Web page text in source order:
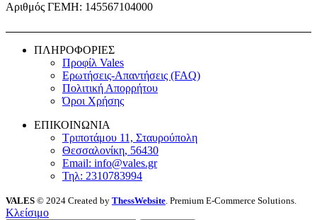
Αριθμός ΓΕΜΗ: 145567104000
ΠΛΗΡΟΦΟΡΙΕΣ
Προφίλ Vales
Ερωτήσεις-Απαντήσεις (FAQ)
Πολιτική Απορρήτου
Όροι Χρήσης
ΕΠΙΚΟΙΝΩΝΙΑ
Τριποτάμου 11, Σταυρούπολη
Θεσσαλονίκη, 56430
Email: info@vales.gr
Τηλ: 2310783994
VALES © 2024 Created by ThessWebsite. Premium E-Commerce Solutions.
Κλείσιμο